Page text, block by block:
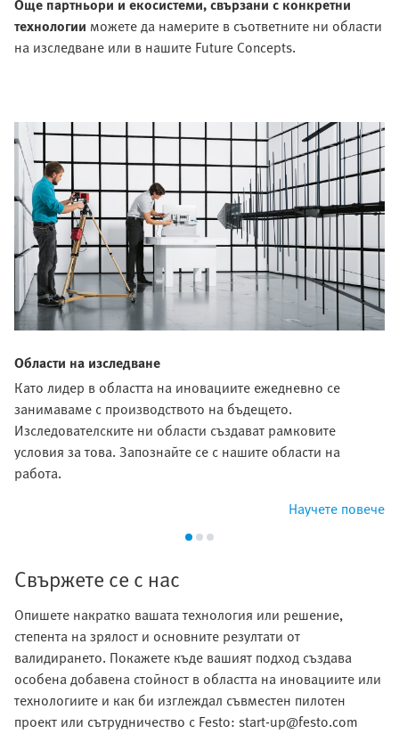
Още партньори и екосистеми, свързани с конкретни
технологии можете да намерите в съответните ни области
на изследване или в нашите Future Concepts.
Области на изследване
Като лидер в областта на иновациите ежедневно се
занимаваме с производството на бъдещето.
Изследователските ни области създават рамковите
условия за това. Запознайте се с нашите области на
работа.
Научете повече
Свържете се с нас
Опишете накратко вашата технология или решение,
степента на зрялост и основните резултати от
валидирането. Покажете къде вашият подход създава
особена добавена стойност в областта на иновациите или
технологиите и как би изглеждал съвместен пилотен
проект или сътрудничество с Festo: start-up@festo.com